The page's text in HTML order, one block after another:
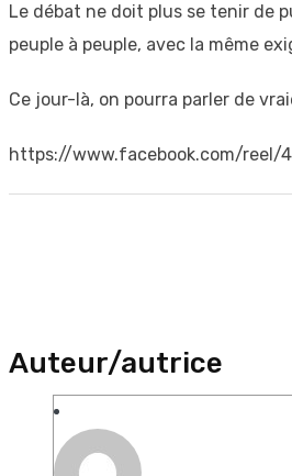
Le débat ne doit plus se tenir de
peuple à peuple, avec la même
Ce jour-là, on pourra parler de
https://www.facebook.com/reel/
Auteur/autrice